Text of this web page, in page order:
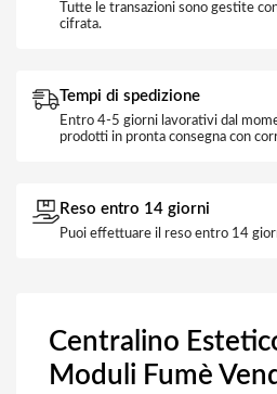
Tutte le transazioni sono gestite
cifrata.
Tempi di spedizione
Entro 4-5 giorni lavorativi dal
prodotti in pronta consegna con
Reso entro 14 giorni
Puoi effettuare il reso entro 14
Centralino
Moduli Fumè